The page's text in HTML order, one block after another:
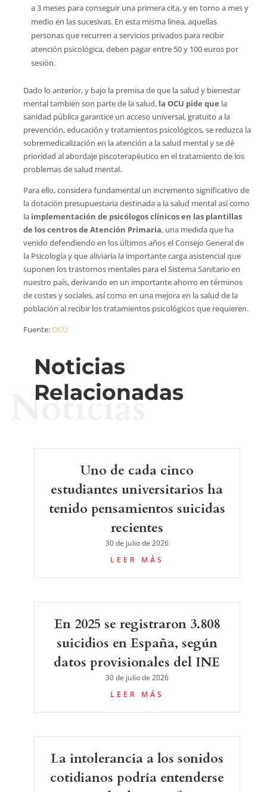
a 3 meses para conseguir una primera cita, y en torno a mes y
medio en las sucesivas. En esta misma línea, aquellas
personas que recurren a servicios privados para recibir
atención psicológica, deben pagar entre 50 y 100 euros por
sesión.
Dado lo anterior, y bajo la premisa de que la salud y bienestar
mental también son parte de la salud, la OCU pide que la
sanidad pública garantice un acceso universal, gratuito a la
prevención, educación y tratamientos psicológicos, se reduzca la
sobremedicalización en la atención a la salud mental y se dé
prioridad al abordaje piscoterapéutico en el tratamiento de los
problemas de salud mental.
Para ello, considera fundamental un incremento significativo de
la dotación presupuestaria destinada a la salud mental así como
la implementación de psicólogos clínicos en las plantillas
de los centros de Atención Primaria, una medida que ha
venido defendiendo en los últimos años el Consejo General de
la Psicología y que aliviaría la importante carga asistencial que
suponen los trastornos mentales para el Sistema Sanitario en
nuestro país, derivando en un importante ahorro en términos
de costes y sociales, así como en una mejora en la salud de la
población al recibir los tratamientos psicológicos que requieren.
Fuente:OCU
Noticias
Relacionadas
Noticias
Uno de cada cinco
estudiantes universitarios ha
tenido pensamientos suicidas
recientes
30 de julio de 2026
LEER MÁS
En 2025 se registraron 3.808
suicidios en España, según
datos provisionales del INE
30 de julio de 2026
LEER MÁS
La intolerancia a los sonidos
cotidianos podría entenderse